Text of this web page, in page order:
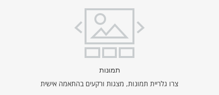
תמונות
צרו גלריית תמונות, מצגות ורקעים בהתאמה אישית